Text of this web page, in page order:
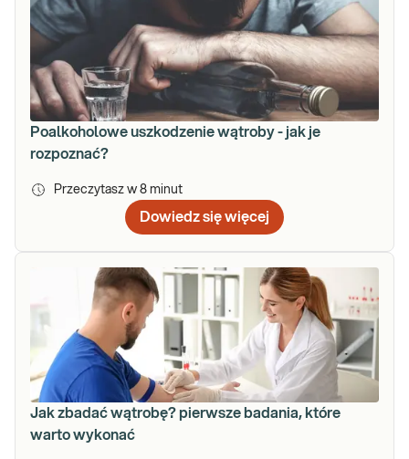
Poalkoholowe uszkodzenie wątroby - jak je
rozpoznać?
Przeczytasz w 8 minut
Dowiedz się więcej
Jak zbadać wątrobę? pierwsze badania, które
warto wykonać